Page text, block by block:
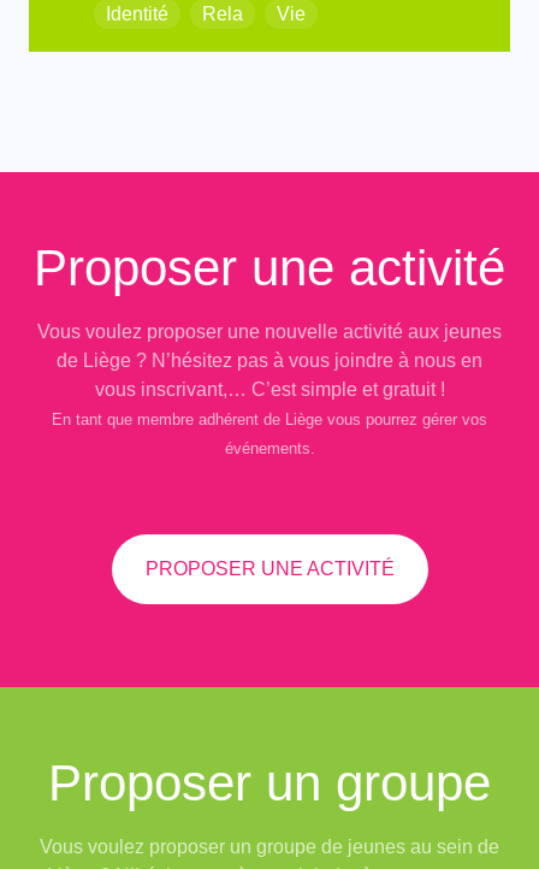
Identité Rela Vie
Proposer une activité
Vous voulez proposer une nouvelle activité aux jeunes
de Liège ? N’hésitez pas à vous joindre à nous en
vous inscrivant,… C’est simple et gratuit !
En tant que membre adhérent de Liège vous pourrez gérer vos
événements.
PROPOSER UNE ACTIVITÉ
Proposer un groupe
Vous voulez proposer un groupe de jeunes au sein de